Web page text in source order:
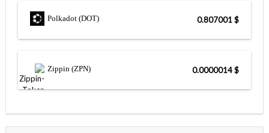
Polkadot (DOT) $ 0.807001
Zippin (ZPN) $ 0.0000014